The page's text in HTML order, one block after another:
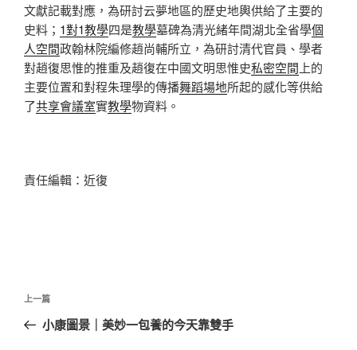
文獻記載對應，為研討云夢地區的歷史地輿供給了主要的
史料； 1對1教學四是教學墓碑為清光緒年間湖北全省學個
人空間政翰林院編修趙尚輔所立，為研討清代官員、學者
對趙復思惟的推重及趙復在中國文明思惟史私密空間 上的
主要位置和對程朱理學的傳播舞蹈場地所起的感化等供給
了共享會議室實教學物資料。
責任編輯：近復
文
導
上
一
上一篇
小康圖景｜美妙一包養的今天靠雙手